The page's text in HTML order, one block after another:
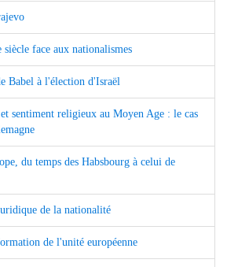
face aux nationalismes
Babel à l'élection d'Israël
sentiment religieux au Moyen Age : le cas
du temps des Habsbourg à celui de
de la nationalité
de l'unité européenne